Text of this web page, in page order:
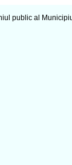
public al